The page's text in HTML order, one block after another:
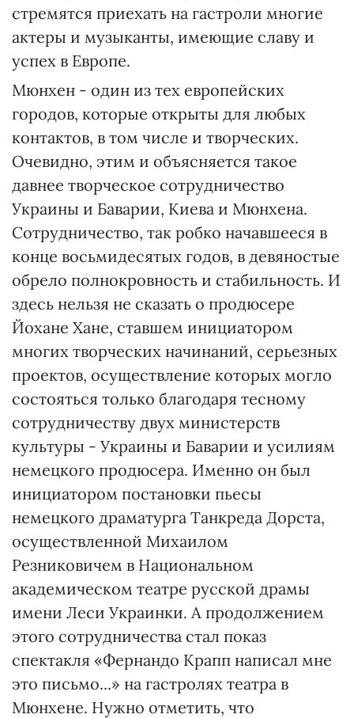
стремятся приехать на гастроли многие
актеры и музыканты, имеющие славу и
успех в Европе.
Мюнхен - один из тех европейских
городов, которые открыты для любых
контактов, в том числе и творческих.
Очевидно, этим и объясняется такое
давнее творческое сотрудничество
Украины и Баварии, Киева и Мюнхена.
Сотрудничество, так робко начавшееся в
конце восьмидесятых годов, в девяностые
обрело полнокровность и стабильность. И
здесь нельзя не сказать о продюсере
Йохане Хане, ставшем инициатором
многих творческих начинаний, серьезных
проектов, осуществление которых могло
состояться только благодаря тесному
сотрудничеству двух министерств
культуры - Украины и Баварии и усилиям
немецкого продюсера. Именно он был
инициатором постановки пьесы
немецкого драматурга Танкреда Дорста,
осуществленной Михаилом
Резниковичем в Национальном
академическом театре русской драмы
имени Леси Украинки. А продолжением
этого сотрудничества стал показ
спектакля «Фернандо Крапп написал мне
это письмо...» на гастролях театра в
Мюнхене. Нужно отметить, что